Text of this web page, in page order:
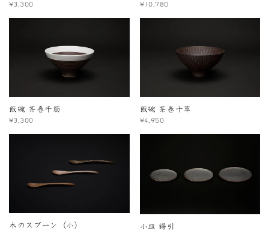
¥3,300 ¥10,780
飯碗 茶巻千筋
¥3,300
飯碗 茶巻十草
¥4,950
木のスプーン（小） 小皿 錫引